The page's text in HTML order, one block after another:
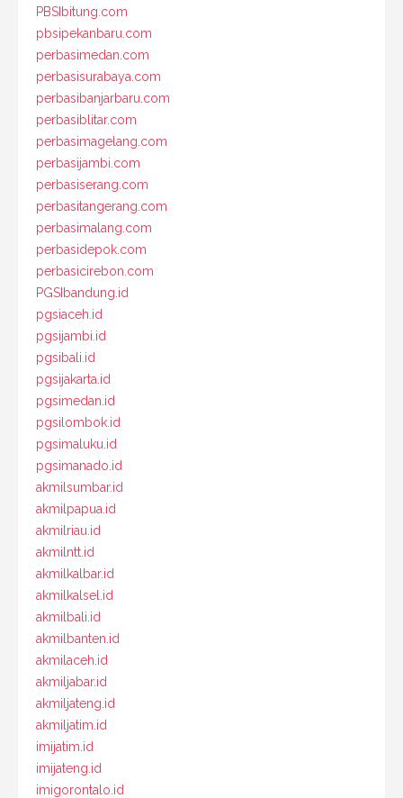
PBSIbitung.com
pbsipekanbaru.com
perbasimedan.com
perbasisurabaya.com
perbasibanjarbaru.com
perbasiblitar.com
perbasimagelang.com
perbasijambi.com
perbasiserang.com
perbasitangerang.com
perbasimalang.com
perbasidepok.com
perbasicirebon.com
PGSIbandung.id
pgsiaceh.id
pgsijambi.id
pgsibali.id
pgsijakarta.id
pgsimedan.id
pgsilombok.id
pgsimaluku.id
pgsimanado.id
akmilsumbar.id
akmilpapua.id
akmilriau.id
akmilntt.id
akmilkalbar.id
akmilkalsel.id
akmilbali.id
akmilbanten.id
akmilaceh.id
akmiljabar.id
akmiljateng.id
akmiljatim.id
imijatim.id
imijateng.id
imigorontalo.id